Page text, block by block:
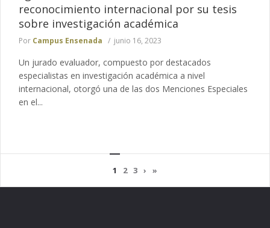
reconocimiento internacional por su tesis
sobre investigación académica
Por Campus Ensenada junio 16, 2023
Un jurado evaluador, compuesto por destacados
especialistas en investigación académica a nivel
internacional, otorgó una de las dos Menciones Especiales
en el...
1 2 3 › »